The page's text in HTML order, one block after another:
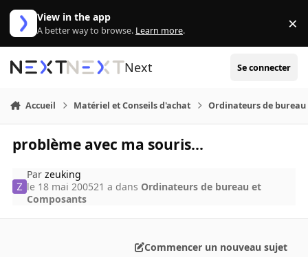
Aller au contenu
View in the app
A better way to browse. Learn more. ×
Next Se connecter
Accueil Matériel et Conseils d'achat Ordinateurs de bureau
problème avec ma souris...
Parzeuking
le 18 mai 200521 a dans Ordinateurs de bureau et
Composants
Commencer un nouveau sujet